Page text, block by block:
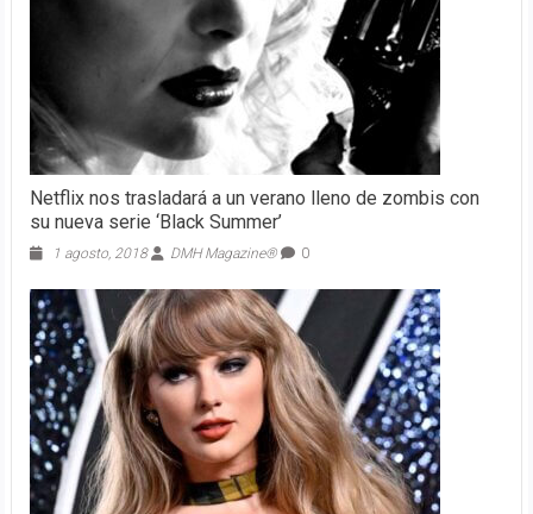
Netflix nos trasladará a un verano lleno de zombis con
su nueva serie ‘Black Summer’
1 agosto, 2018 DMH Magazine® 0